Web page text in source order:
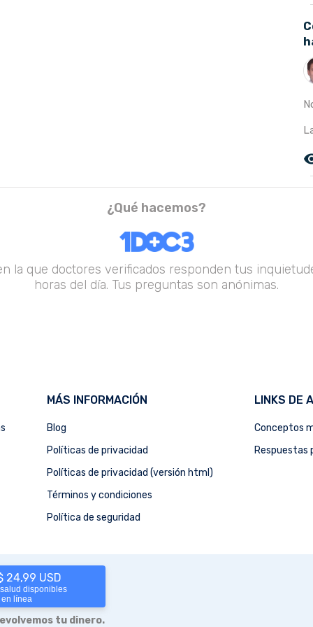
¿Qué hacemos?
la que doctores verificados responden tus
horas del día. Tus preguntas son anónimas.
24,99 USD
disponibles
línea
tu dinero.
MÁS INFORMACIÓN
Blog
Políticas de privacidad
Políticas de privacidad (versión html)
Términos y condiciones
Política de seguridad
LINKS DE
Conceptos
Respuestas